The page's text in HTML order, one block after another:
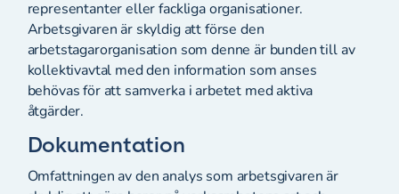
representanter eller fackliga organisationer.
Arbetsgivaren är skyldig att förse den
arbetstagarorganisation som denne är bunden till av
kollektivavtal med den information som anses
behövas för att samverka i arbetet med aktiva
åtgärder.
Dokumentation
Omfattningen av den analys som arbetsgivaren är